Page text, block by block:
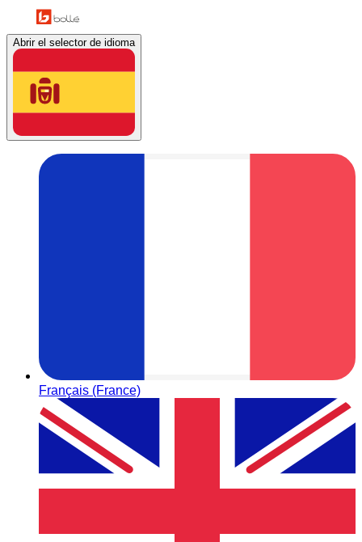
Abrir el selector de idioma
Français (France)